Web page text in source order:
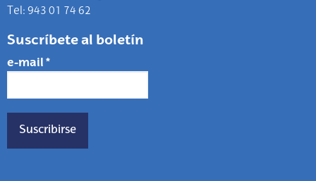
Tel: 943 01 74 62
Suscríbete al boletín
e-mail *